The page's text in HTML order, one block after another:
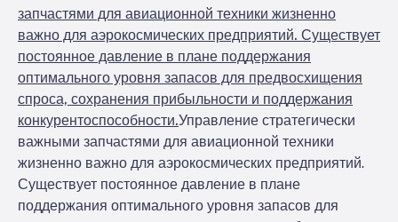
запчастями для авиационной техники жизненно
важно для аэрокосмических предприятий. Существует
постоянное давление в плане поддержания
оптимального уровня запасов для предвосхищения
спроса, сохранения прибыльности и поддержания
конкурентоспособности.Управление стратегически
важными запчастями для авиационной техники
жизненно важно для аэрокосмических предприятий.
Существует постоянное давление в плане
поддержания оптимального уровня запасов для